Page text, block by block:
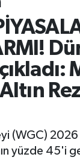
(WGC)
yüzde 45'i
Vakitleri
Yoğunluk
Durumu ve